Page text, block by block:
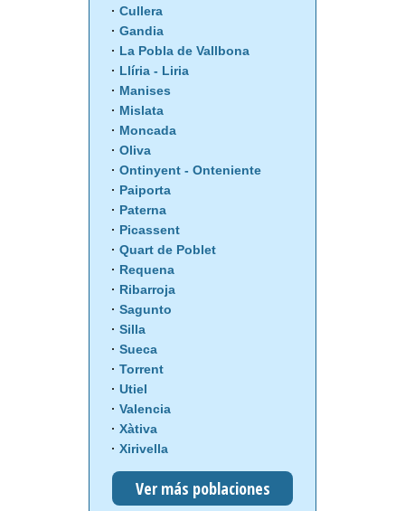
Cullera
Gandia
La Pobla de Vallbona
Llíria - Liria
Manises
Mislata
Moncada
Oliva
Ontinyent - Onteniente
Paiporta
Paterna
Picassent
Quart de Poblet
Requena
Ribarroja
Sagunto
Silla
Sueca
Torrent
Utiel
Valencia
Xàtiva
Xirivella
Ver más poblaciones